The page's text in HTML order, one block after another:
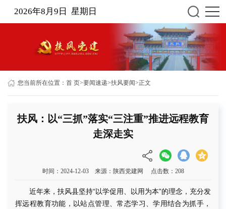
2026年8月9日 星期日
您当前所在位置： 首 页>要闻速递>扶风要闻>正文
扶风：以“三抓”落实“三注重”推进远程教育
走深走实
时间：2024-12-03 来源：陕西党建网 点击数： 208
近年来，扶风县坚持“以学促用、以用为本”的理念，充分发
挥远程教育功能，以站点管理、常态学习、学用结合为抓手，